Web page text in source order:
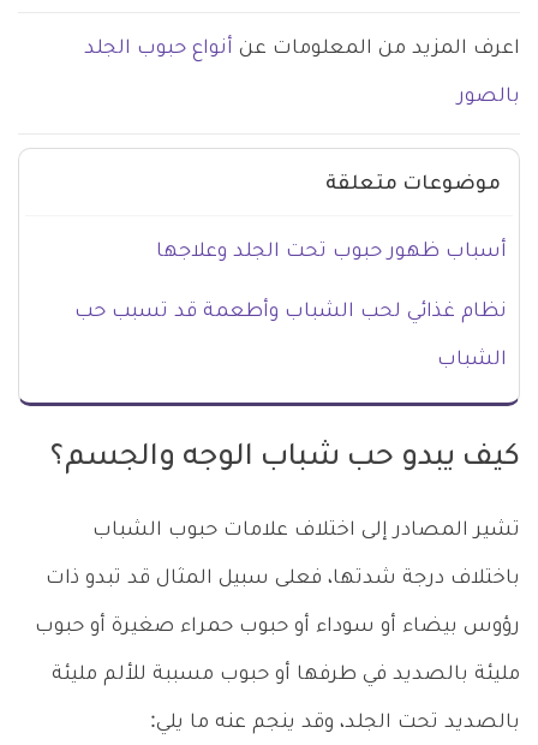
اعرف المزيد من المعلومات عن أنواع حبوب الجلد
بالصور
موضوعات متعلقة
أسباب ظهور حبوب تحت الجلد وعلاجها
نظام غذائي لحب الشباب وأطعمة قد تسبب حب
الشباب
كيف يبدو حب شباب الوجه والجسم؟
تشير المصادر إلى اختلاف علامات حبوب الشباب
باختلاف درجة شدتها، فعلى سبيل المثال قد تبدو ذات
رؤوس بيضاء أو سوداء أو حبوب حمراء صغيرة أو حبوب
مليئة بالصديد في طرفها أو حبوب مسببة للألم مليئة
بالصديد تحت الجلد، وقد ينجم عنه ما يلي: